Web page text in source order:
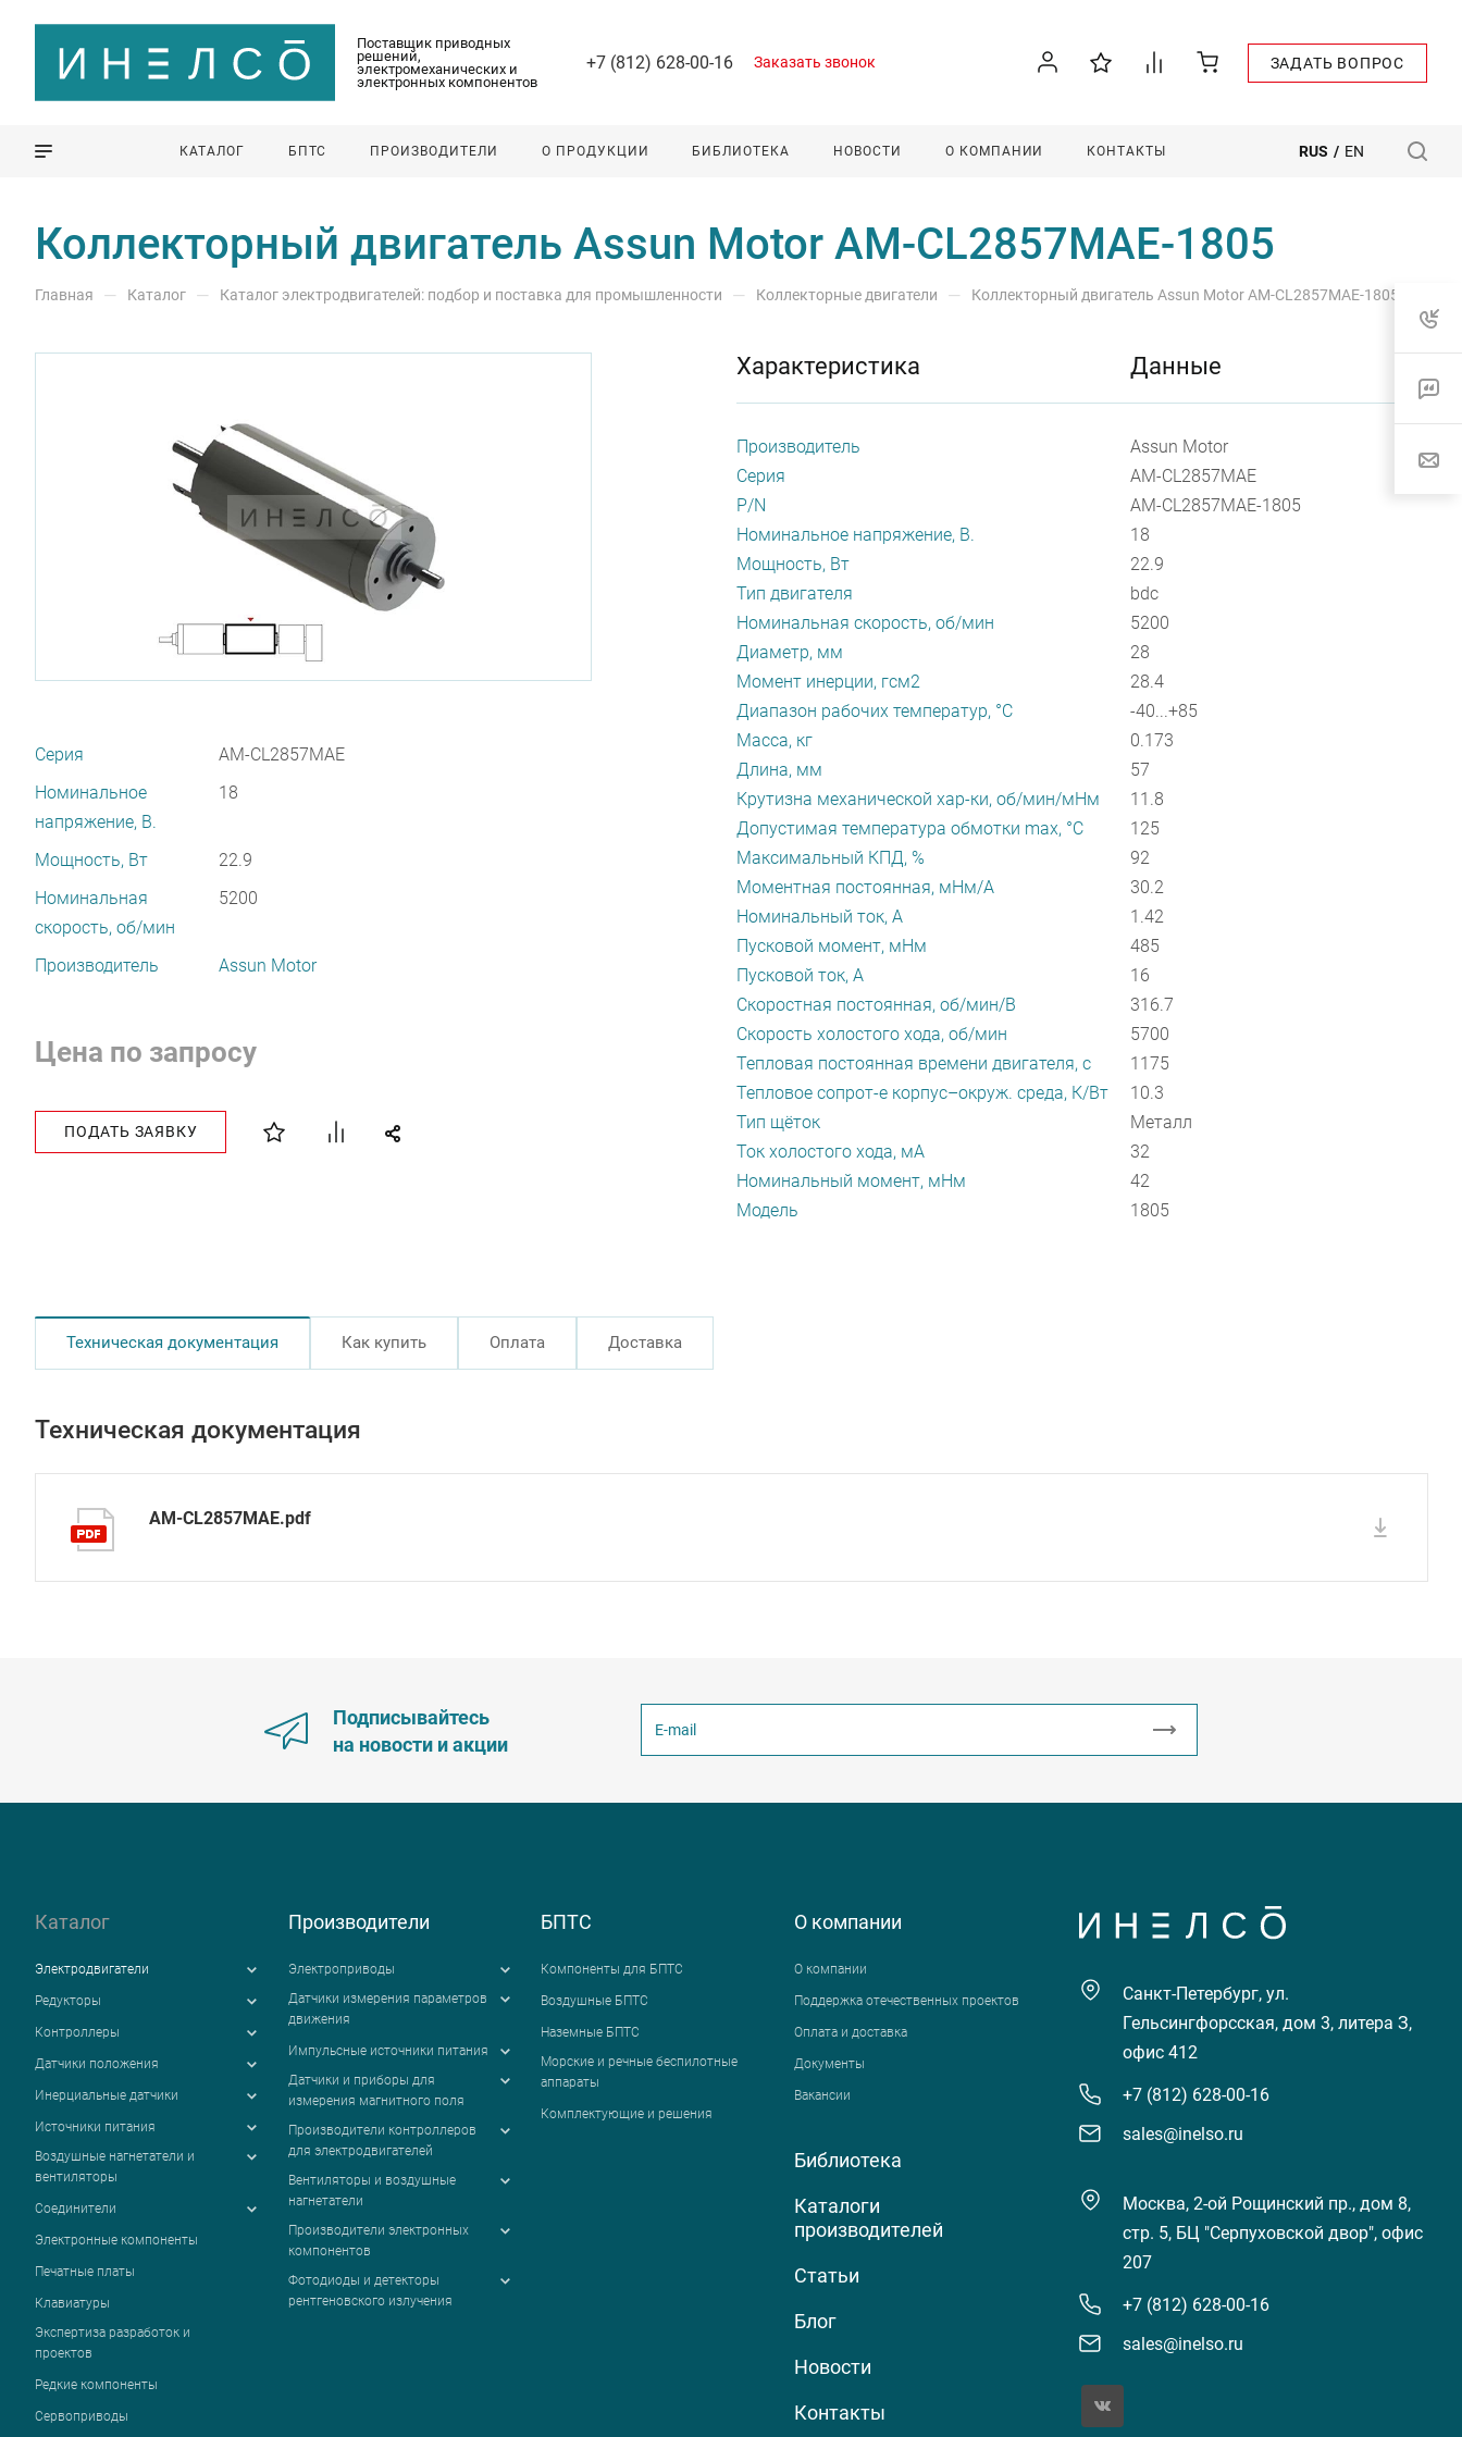
Поставщик приводных
решений,
электромеханических и
электронных компонентов
+7 (812) 628-00-16 Заказать звонок ЗАДАТЬ ВОПРОС
КАТАЛОГ БПТС ПРОИЗВОДИТЕЛИ О ПРОДУКЦИИ БИБЛИОТЕКА НОВОСТИ О КОМПАНИИ КОНТАКТЫ RUS / EN
Коллекторный двигатель Assun Motor AM-CL2857MAE-1805
Главная — Каталог — Каталог электродвигателей: подбор и поставка для промышленности — Коллекторные двигатели — Коллекторный двигатель Assun Motor AM-CL2857MAE-1805
Серия
AM-CL2857MAE
Номинальное
напряжение, В.
18
Мощность, Вт
22.9
Номинальная
скорость, об/мин
5200
Производитель Assun Motor
Цена по запросу
ПОДАТЬ ЗАЯВКУ
Характеристика Данные
Производитель
Assun Motor
Серия
AM-CL2857MAE
P/N
AM-CL2857MAE-1805
Номинальное напряжение, В.
18
Мощность, Вт
22.9
Тип двигателя
bdc
Номинальная скорость, об/мин
5200
Диаметр, мм
28
Момент инерции, гсм2
28.4
Диапазон рабочих температур, °С
-40...+85
Масса, кг
0.173
Длина, мм
57
Крутизна механической хар-ки, об/мин/мНм
11.8
Допустимая температура обмотки max, °С
125
Максимальный КПД, %
92
Моментная постоянная, мНм/А
30.2
Номинальный ток, А
1.42
Пусковой момент, мНм
485
Пусковой ток, А
16
Скоростная постоянная, об/мин/В
316.7
Скорость холостого хода, об/мин
5700
Тепловая постоянная времени двигателя, с
1175
Тепловое сопрот-е корпус–окруж. среда, К/Вт
10.3
Тип щёток
Металл
Ток холостого хода, мА
32
Номинальный момент, мНм
42
Модель
1805
Техническая документация Как купить Оплата Доставка
Техническая документация
AM-CL2857MAE.pdf
Подписывайтесь
на новости и акции
Каталог
Электродвигатели
Редукторы
Контроллеры
Датчики положения
Инерциальные датчики
Источники питания
Воздушные нагнетатели и
вентиляторы
Соединители
Электронные компоненты
Печатные платы
Клавиатуры
Экспертиза разработок и
проектов
Редкие компоненты
Сервоприводы
Производители
Электроприводы
Датчики измерения параметров
движения
Импульсные источники питания
Датчики и приборы для
измерения магнитного поля
Производители контроллеров
для электродвигателей
Вентиляторы и воздушные
нагнетатели
Производители электронных
компонентов
Фотодиоды и детекторы
рентгеновского излучения
БПТС
Компоненты для БПТС
Воздушные БПТС
Наземные БПТС
Морские и речные беспилотные
аппараты
Комплектующие и решения
О компании
О компании
Поддержка отечественных проектов
Оплата и доставка
Документы
Вакансии
Библиотека
Каталоги
производителей
Статьи
Блог
Новости
Контакты
Санкт-Петербург, ул.
Гельсингфорсская, дом 3, литера З,
офис 412
+7 (812) 628-00-16
sales@inelso.ru
Москва, 2-ой Рощинский пр., дом 8,
стр. 5, БЦ "Серпуховской двор", офис
207
+7 (812) 628-00-16
sales@inelso.ru